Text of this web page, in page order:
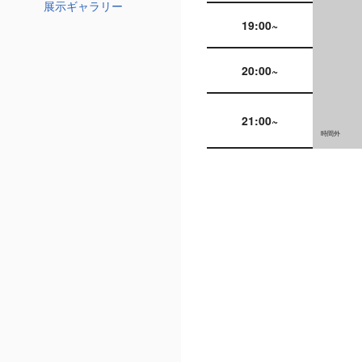
展示ギャラリー
19:00~
20:00~
21:00~
時間外